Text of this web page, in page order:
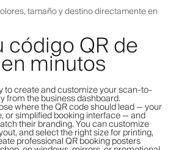
tamaño y destino directamente en
código QR de
minutos
to create and customize your scan-to-
from the business dashboard.
where the QR code should lead — your
or simplified booking interface — and
their branding. You can customize
and select the right size for printing,
professional QR booking posters